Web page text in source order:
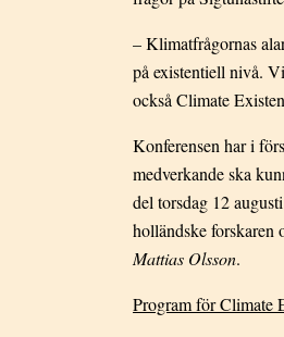
– Klimatfrågornas
på existentiell nivå.
också Climate
Konferensen har i
medverkande ska
del torsdag 12
holländske forskaren
Mattias Olsson.
Program för Climate